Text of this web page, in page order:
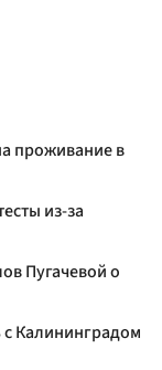
проживание в
из-за
Пугачевой о
с Калининградом